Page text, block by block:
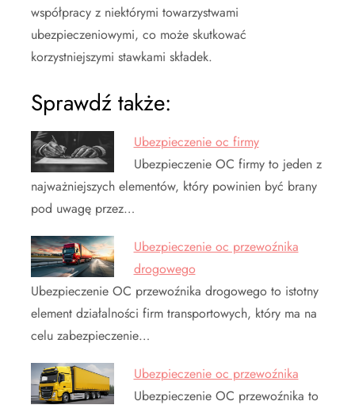
współpracy z niektórymi towarzystwami
ubezpieczeniowymi, co może skutkować
korzystniejszymi stawkami składek.
Sprawdź także:
Ubezpieczenie oc firmy
Ubezpieczenie OC firmy to jeden z
najważniejszych elementów, który powinien być brany
pod uwagę przez…
Ubezpieczenie oc przewoźnika
drogowego
Ubezpieczenie OC przewoźnika drogowego to istotny
element działalności firm transportowych, który ma na
celu zabezpieczenie…
Ubezpieczenie oc przewoźnika
Ubezpieczenie OC przewoźnika to